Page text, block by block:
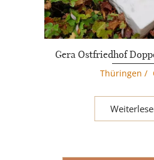
Gera Ostfriedhof
Thüringen /